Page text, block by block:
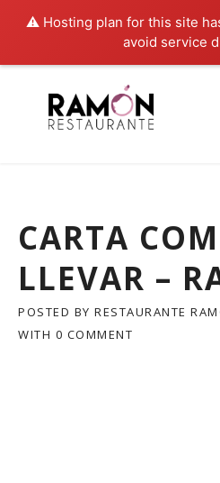
⚠️ Hosting plan for this site
avoid service
CARTA
LLEVAR –
POSTED BY RESTAURANTE
WITH 0 COMMENT